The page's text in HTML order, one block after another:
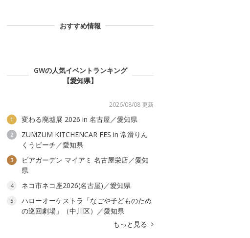
おすすめ情報
GWの人気イベントランキング
【愛知県】
2026/08/08 更新
1 変わる廃墟展 2026 in 名古屋／愛知県
2
ZUMZUM KITCHENCAR FES in 常滑りん
くうビーチ／愛知県
3
ビアガーデン マイアミ 名古屋栄店／愛知
県
4 ネコ市ネコ座2026(名古屋)／愛知県
5
ハローオーケストラ「なごや子どものため
の巡回劇場」（中川区）／愛知県
もっと見る